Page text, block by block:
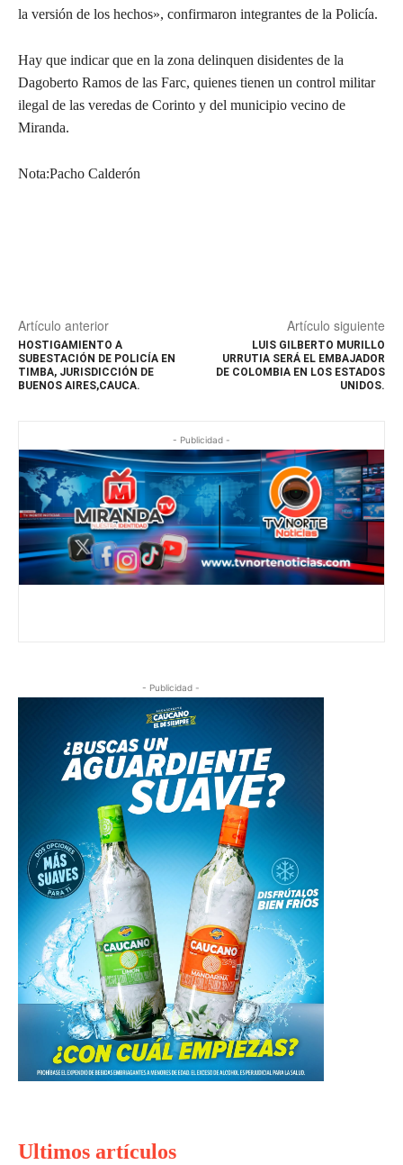
la versión de los hechos», confirmaron integrantes de la Policía.
Hay que indicar que en la zona delinquen disidentes de la
Dagoberto Ramos de las Farc, quienes tienen un control militar
ilegal de las veredas de Corinto y del municipio vecino de
Miranda.
Nota:Pacho Calderón
Artículo anterior
HOSTIGAMIENTO A
SUBESTACIÓN DE POLICÍA EN
TIMBA, JURISDICCIÓN DE
BUENOS AIRES,CAUCA.
Artículo siguiente
LUIS GILBERTO MURILLO
URRUTIA SERÁ EL EMBAJADOR
DE COLOMBIA EN LOS ESTADOS
UNIDOS.
- Publicidad -
- Publicidad -
Ultimos artículos